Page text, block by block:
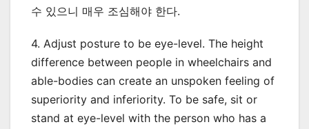
수 있으니 매우 조심해야 한다.
4. Adjust posture to be eye-level. The height
difference between people in wheelchairs and
able-bodies can create an unspoken feeling of
superiority and inferiority. To be safe, sit or
stand at eye-level with the person who has a